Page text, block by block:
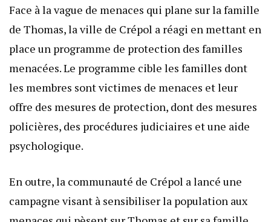
Face à la vague de menaces qui plane sur la famille
de Thomas, la ville de Crépol a réagi en mettant en
place un programme de protection des familles
menacées. Le programme cible les familles dont
les membres sont victimes de menaces et leur
offre des mesures de protection, dont des mesures
policières, des procédures judiciaires et une aide
psychologique.
En outre, la communauté de Crépol a lancé une
campagne visant à sensibiliser la population aux